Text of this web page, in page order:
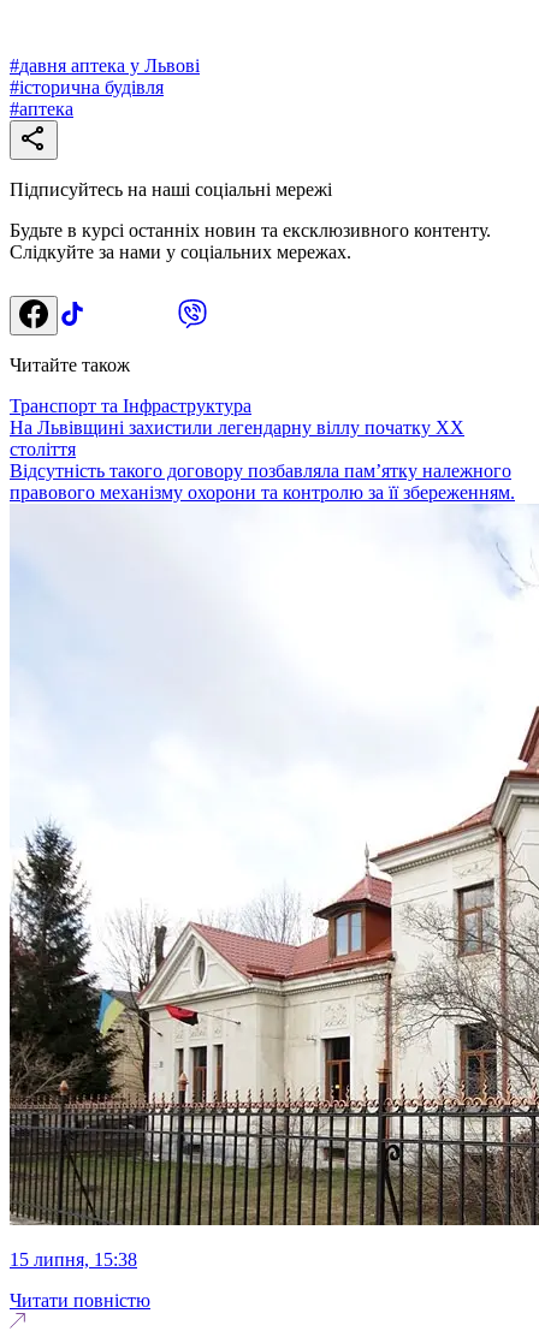
#давня аптека у Львові
#історична будівля
#аптека
Підписуйтесь на наші соціальні мережі
Будьте в курсі останніх новин та ексклюзивного контенту.
Слідкуйте за нами у соціальних мережах.
Читайте також
Транспорт та Інфраструктура
На Львівщині захистили легендарну віллу початку ХХ
століття
Відсутність такого договору позбавляла пам’ятку належного
правового механізму охорони та контролю за її збереженням.
15 липня, 15:38
Читати повністю